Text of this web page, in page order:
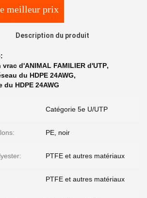
meilleur prix
Description du produit
d'ANIMAL FAMILIER d'UTP,
du HDPE 24AWG,
HDPE 24AWG
Catégorie 5e U/UTP
PE, noir
PTFE et autres matériaux
PTFE et autres matériaux